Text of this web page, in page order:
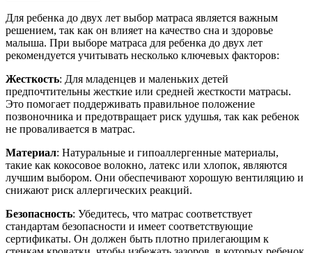
Для ребенка до двух лет выбор матраса является важным
решением, так как он влияет на качество сна и здоровье
малыша. При выборе матраса для ребенка до двух лет
рекомендуется учитывать несколько ключевых факторов:
Жесткость: Для младенцев и маленьких детей
предпочтительны жесткие или средней жесткости матрасы.
Это помогает поддерживать правильное положение
позвоночника и предотвращает риск удушья, так как ребенок
не проваливается в матрас.
Материал: Натуральные и гипоаллергенные материалы,
такие как кокосовое волокно, латекс или хлопок, являются
лучшим выбором. Они обеспечивают хорошую вентиляцию и
снижают риск аллергических реакций.
Безопасность: Убедитесь, что матрас соответствует
стандартам безопасности и имеет соответствующие
сертификаты. Он должен быть плотно прилегающим к